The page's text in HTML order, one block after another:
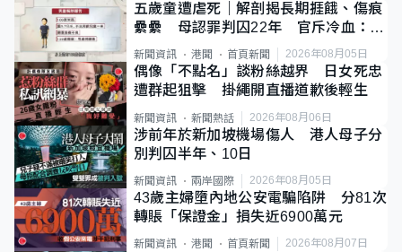
五歲童遭虐死｜解剖揭長期捱餓、傷痕
纍纍 母認罪判囚22年 官斥冷血：同
類案最惡劣
新聞資訊 港聞 首頁新聞 2026年08月05日
偶像「不點名」談粉絲越界 日女死忠
遭群起狙擊 掛繩開直播道歉後輕生
新聞資訊 新聞熱話 2026年08月06日
涉前年於新加坡機場傷人 港人母子分
別判囚半年、10日
新聞資訊 兩岸國際 2026年08月05日
43歲主婦墮內地公安電騙陷阱 分81次
轉賬「保證金」損失近6900萬元
新聞資訊 港聞 首頁新聞 2026年08月07日